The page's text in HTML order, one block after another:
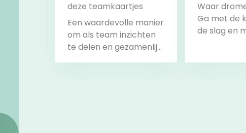
deze teamkaartjes
Een waardevolle manier
om als team inzichten
te delen en gezamenlijk
Waar
Ga met de
de slag en